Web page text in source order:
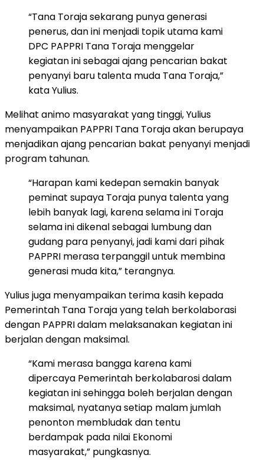
“Tana Toraja sekarang punya generasi
penerus, dan ini menjadi topik utama kami
DPC PAPPRI Tana Toraja menggelar
kegiatan ini sebagai ajang pencarian bakat
penyanyi baru talenta muda Tana Toraja,”
kata Yulius.
Melihat animo masyarakat yang tinggi, Yulius
menyampaikan PAPPRI Tana Toraja akan berupaya
menjadikan ajang pencarian bakat penyanyi menjadi
program tahunan.
“Harapan kami kedepan semakin banyak
peminat supaya Toraja punya talenta yang
lebih banyak lagi, karena selama ini Toraja
selama ini dikenal sebagai lumbung dan
gudang para penyanyi, jadi kami dari pihak
PAPPRI merasa terpanggil untuk membina
generasi muda kita,” terangnya.
Yulius juga menyampaikan terima kasih kepada
Pemerintah Tana Toraja yang telah berkolaborasi
dengan PAPPRI dalam melaksanakan kegiatan ini
berjalan dengan maksimal.
“Kami merasa bangga karena kami
dipercaya Pemerintah berkolabarosi dalam
kegiatan ini sehingga boleh berjalan dengan
maksimal, nyatanya setiap malam jumlah
penonton membludak dan tentu
berdampak pada nilai Ekonomi
masyarakat,” pungkasnya.